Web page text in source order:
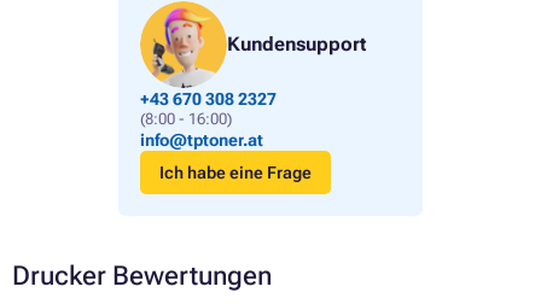
Kundensupport
+43 670 308 2327
(8:00 - 16:00)
info@tptoner.at
Ich habe eine Frage
Drucker Bewertungen